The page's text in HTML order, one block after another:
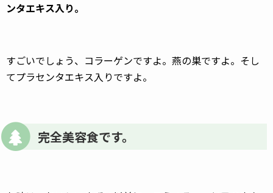
ンタエキス入り。
すごいでしょう、コラーゲンですよ。燕の巣ですよ。そし
てプラセンタエキス入りですよ。
完全美容食です。